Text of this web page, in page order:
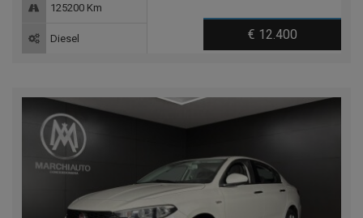
€ 12.400
125200 Km
Diesel